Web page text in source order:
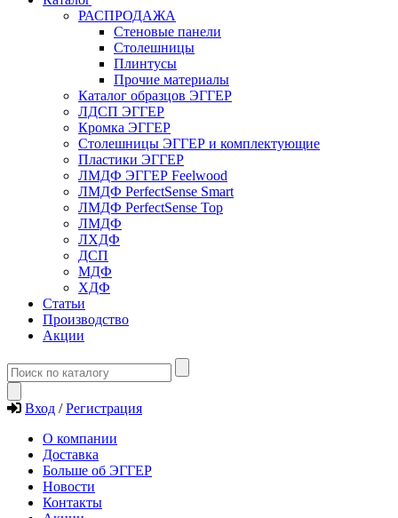
РАСПРОДАЖА
Стеновые панели
Столешницы
Плинтусы
Прочие материалы
Каталог образцов ЭГГЕР
ЛДСП ЭГГЕР
Кромка ЭГГЕР
Столешницы ЭГГЕР и комплектующие
Пластики ЭГГЕР
ЛМДФ ЭГГЕР Feelwood
ЛМДФ PerfectSense Smart
ЛМДФ PerfectSense Top
ЛМДФ
ЛХДФ
ДСП
МДФ
ХДФ
Статьи
Производство
Акции
Вход / Регистрация
О компании
Доставка
Больше об ЭГГЕР
Новости
Контакты